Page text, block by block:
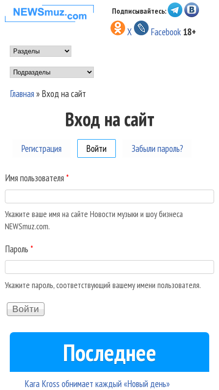
Перейти к основному
содержанию
НОВОСТИ
МУЗЫКИ И
ШОУ БИЗНЕСА
NEWSMUZ.COM
Подписывайтесь:
X Facebook 18+
Main menu
Подразделы
Вы здесь
Главная» Вход на сайт
Вход на сайт
Регистрация Войти (активная вкладка)
Забыли пароль?
Имя пользователя *
Укажите ваше имя на сайте Новости музыки и шоу бизнеса
NEWSmuz.com.
Пароль *
Укажите пароль, соответствующий вашему имени пользователя.
Последнее
Kara Kross обнимает каждый «Новый день»